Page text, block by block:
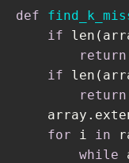
def
if
return
if
return
for i in
while